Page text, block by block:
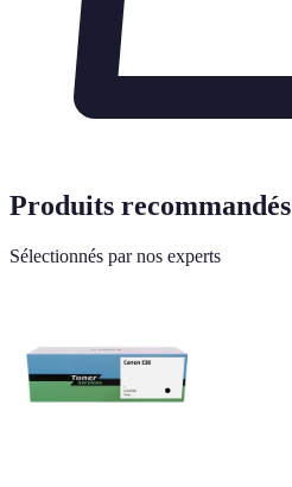
Produits recommandés
Sélectionnés par nos experts